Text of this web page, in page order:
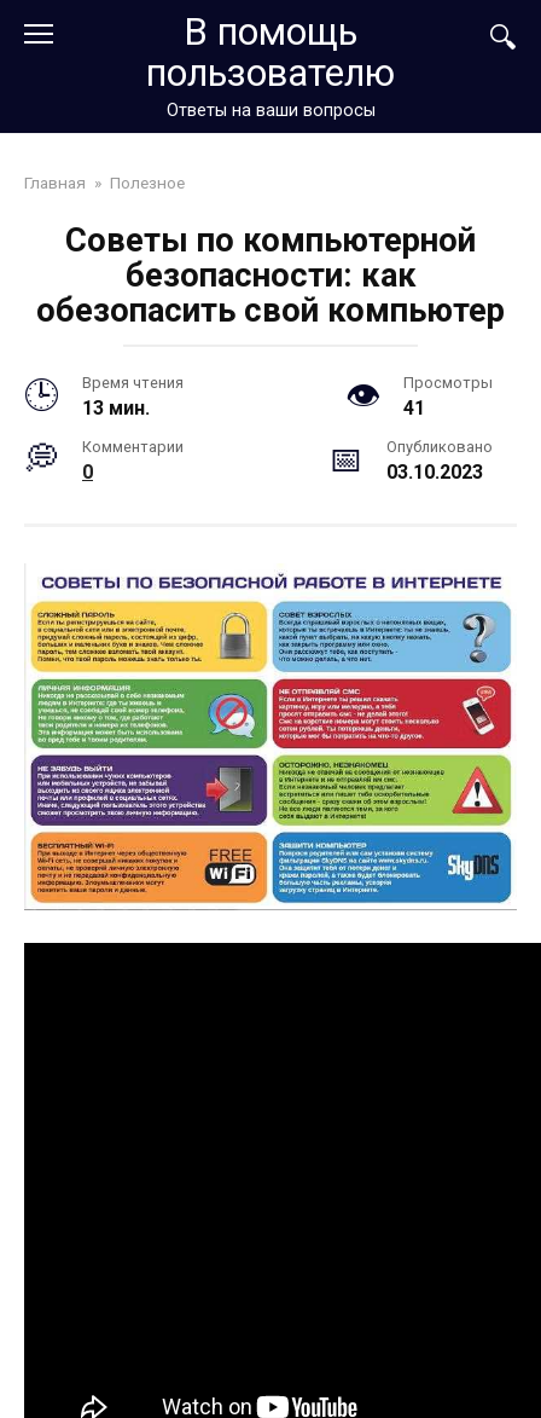
В помощь
пользователю
Ответы на ваши вопросы
Главная » Полезное
Советы по компьютерной
безопасности: как
обезопасить свой компьютер
Время чтения
13 мин.
Просмотры
41
Комментарии
0
Опубликовано
03.10.2023